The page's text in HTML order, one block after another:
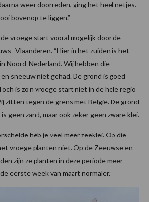
weer doorreden, ging het heel netjes.
bovenop te liggen.”
vroege start vooral mogelijk door de
Vlaanderen. “Hier in het zuiden is het
Noord-Nederland. Wij hebben die
sneeuw niet gehad. De grond is goed
is zo’n vroege start niet in de hele regio
zitten tegen de grens met België. De grond
geen zand, maar ook zeker geen zware klei.
heb je veel meer zeeklei. Op die
vroege planten niet. Op de Zeeuwse en
zijn ze planten in deze periode meer
eerste week van maart normaler.”